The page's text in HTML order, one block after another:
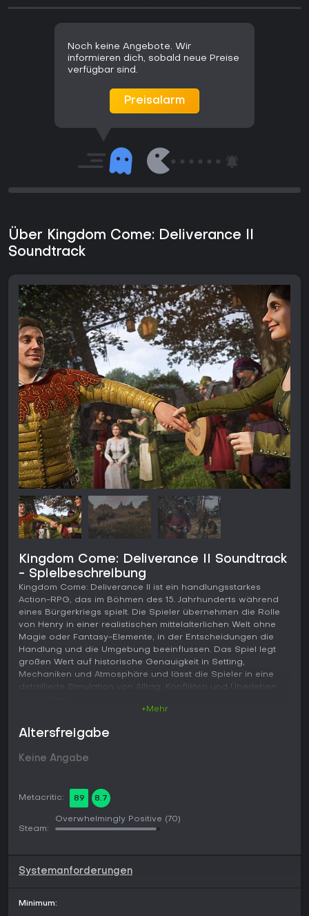
Noch keine Angebote. Wir
informieren dich, sobald neue Preise
verfügbar sind.
Preisalarm
Über Kingdom Come: Deliverance II
Soundtrack
Kingdom Come: Deliverance II Soundtrack
- Spielbeschreibung
Kingdom Come: Deliverance II ist ein handlungsstarkes
Action-RPG, das im Böhmen des 15. Jahrhunderts während
eines Bürgerkriegs spielt. Die Spieler übernehmen die Rolle
von Henry in einer realistischen mittelalterlichen Welt ohne
Magie oder Fantasy-Elemente, in der Entscheidungen die
Handlung und die Umgebung beeinflussen. Das Spiel legt
großen Wert auf historische Genauigkeit in Setting,
Mechaniken und Atmosphäre und lässt die Spieler in eine
detaillierte Simulation von Alltag, Konflikten und Überleben
Im Mittelpunkt steht ein skillbasiertes Fortschrittssystem, das
sich durch wiederholte Nutzung verbessert statt durch
klassisches Leveln. Kämpfe erfordern präzises Timing und
wobei Waffen und Taktiken realistisch wirken und
Fehlentscheidungen spürbare Folgen haben. Neben dem
Schmieden und Reparieren von Ausrüstung in der Schmiede
sowie der Herstellung nützlicher Mixturen durch Alchemie
das Verhalten in den Siedlungen und beeinflusst, wie NPCs
reagieren und welche Dialog- und Questoptionen sich
Erkunden zahlreiche Nebenaktivitäten und Hauptstory-
+Mehr
Altersfreigabe
Keine Angabe
Metacritic: 89 8.7
Steam:
Overwhelmingly Positive (70)
Systemanforderungen
Minimum: